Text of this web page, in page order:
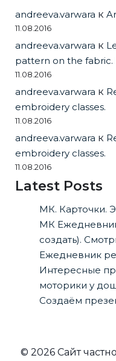
andreeva.varwara к
11.08.2016
andreeva.varwara к
pattern on the fabric.
11.08.2016
andreeva.varwara к
embroidery classes.
11.08.2016
andreeva.varwara к
embroidery classes.
11.08.2016
Latest Posts
МК. Карточки.
МК
создать).
Ежедневник
Интересные
моторики у
Создаём
© 2026 Сайт